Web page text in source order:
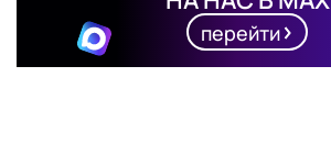
перейти